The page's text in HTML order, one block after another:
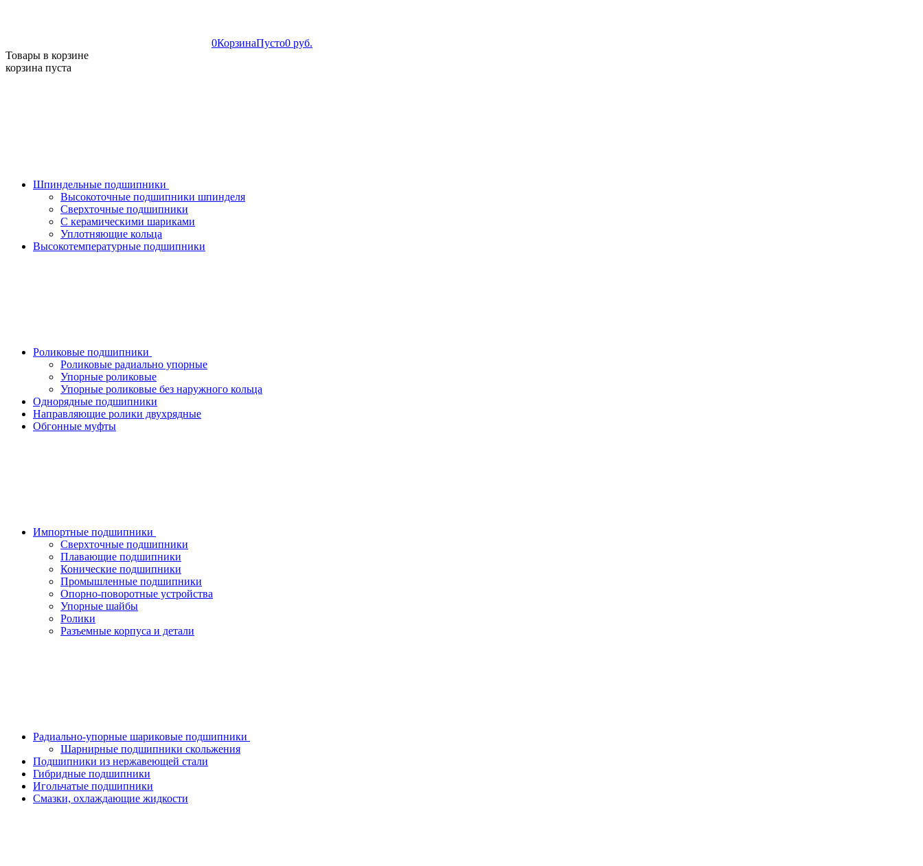
0КорзинаПусто0 руб.
Товары в корзине
корзина пуста
Шпиндельные подшипники
Высокоточные подшипники шпинделя
Сверхточные подшипники
С керамическими шариками
Уплотняющие кольца
Высокотемпературные подшипники
Роликовые подшипники
Роликовые радиально упорные
Упорные роликовые
Упорные роликовые без наружного кольца
Однорядные подшипники
Направляющие ролики двухрядные
Обгонные муфты
Импортные подшипники
Сверхточные подшипники
Плавающие подшипники
Конические подшипники
Промышленные подшипники
Опорно-поворотные устройства
Упорные шайбы
Ролики
Разъемные корпуса и детали
Радиально-упорные шариковые подшипники
Шарнирные подшипники скольжения
Подшипники из нержавеющей стали
Гибридные подшипники
Игольчатые подшипники
Смазки, охлаждающие жидкости